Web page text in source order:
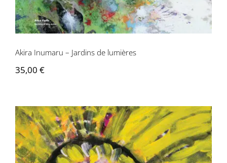
Contactez-nous
Akira Inumaru – Jardins de lumières
35,00 €